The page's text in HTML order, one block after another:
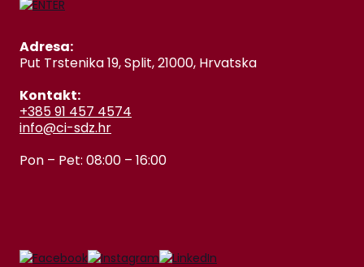
Adresa:
Put Trstenika 19, Split, 21000, Hrvatska
Kontakt:
+385 91 457 4574
info@ci-sdz.hr
Pon – Pet: 08:00 – 16:00